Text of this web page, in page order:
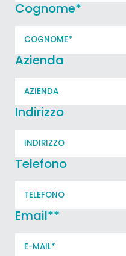
Cognome*
Azienda
Indirizzo
Telefono
Email**